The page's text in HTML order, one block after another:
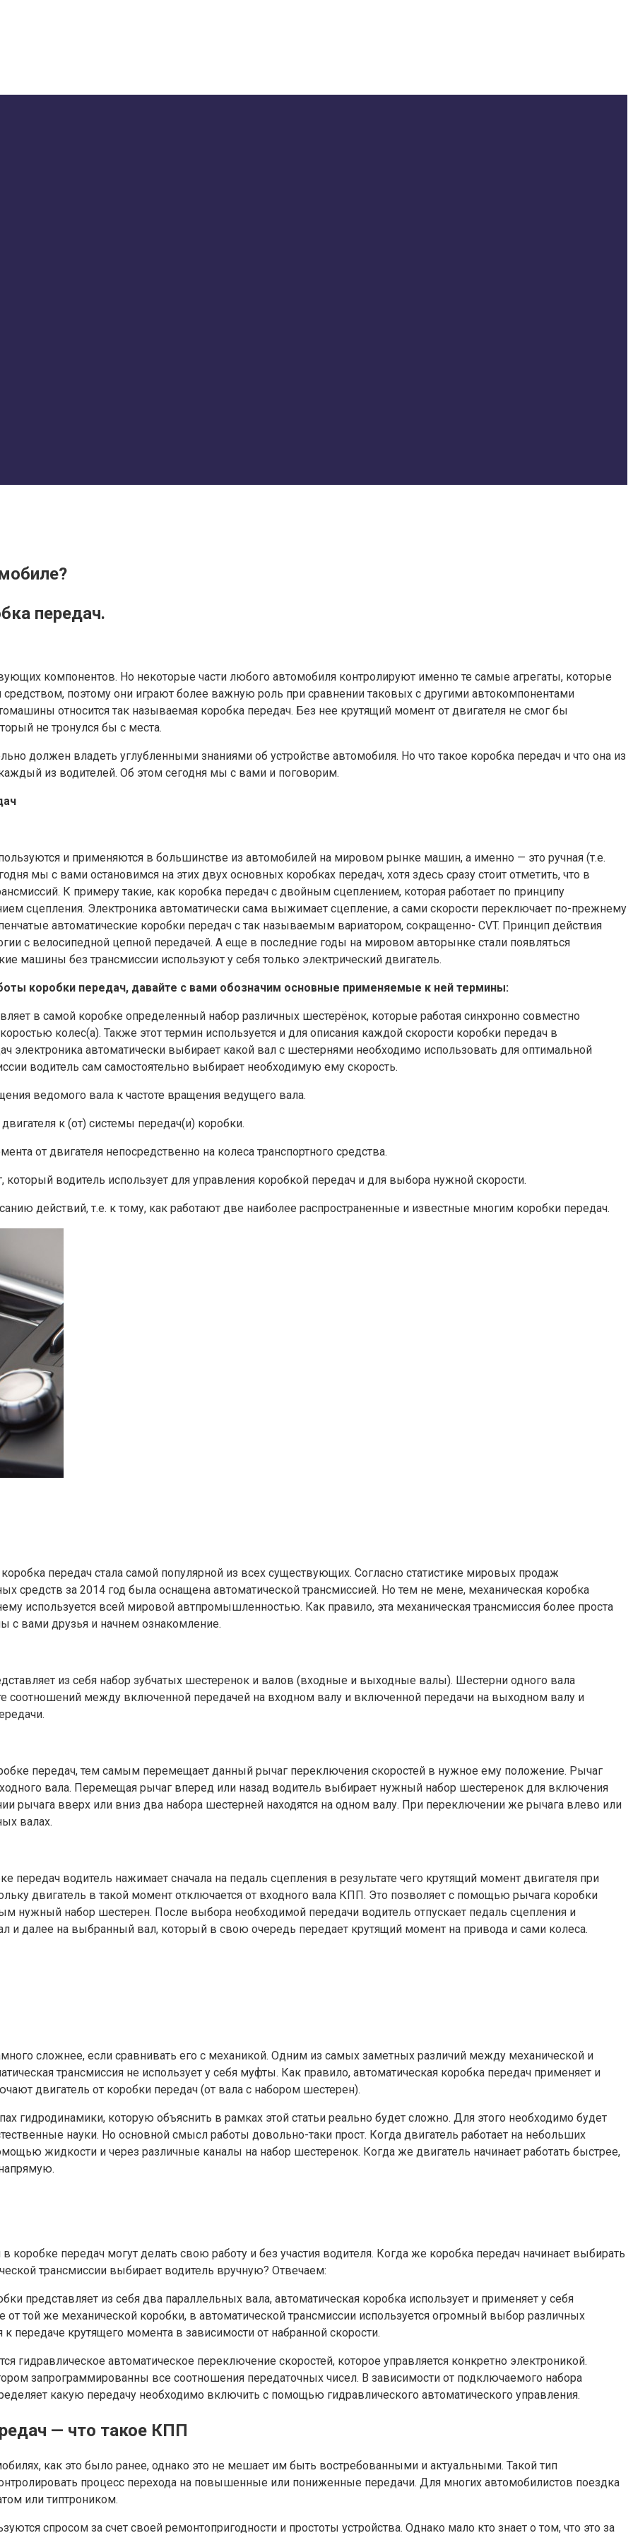
передач.
компонентов. Но некоторые части любого автомобиля контролируют именно те самые агрегаты, которые
поэтому они играют более важную роль при сравнении таковых с другими автокомпонентами
относится так называемая коробка передач. Без нее крутящий момент от двигателя не смог бы
не тронулся бы с места.
должен владеть углубленными знаниями об устройстве автомобиля. Но что такое коробка передач и что она из
из водителей. Об этом сегодня мы с вами и поговорим.
и применяются в большинстве из автомобилей на мировом рынке машин, а именно — это ручная (т.е.
мы с вами остановимся на этих двух основных коробках передач, хотя здесь сразу стоит отметить, что в
К примеру такие, как коробка передач с двойным сцеплением, которая работает по принципу
сцепления. Электроника автоматически сама выжимает сцепление, а сами скорости переключает по-прежнему
автоматические коробки передач с так называемым вариатором, сокращенно- CVT. Принцип действия
с велосипедной цепной передачей. А еще в последние годы на мировом авторынке стали появляться
машины без трансмиссии используют у себя только электрический двигатель.
коробки передач, давайте с вами обозначим основные применяемые к ней термины:
в самой коробке определенный набор различных шестерёнок, которые работая синхронно совместно
колес(а). Также этот термин используется и для описания каждой скорости коробки передач в
электроника автоматически выбирает какой вал с шестернями необходимо использовать для оптимальной
водитель сам самостоятельно выбирает необходимую ему скорость.
ведомого вала к частоте вращения ведущего вала.
к (от) системы передач(и) коробки.
от двигателя непосредственно на колеса транспортного средства.
водитель использует для управления коробкой передач и для выбора нужной скорости.
действий, т.е. к тому, как работают две наиболее распространенные и известные многим коробки передач.
передач стала самой популярной из всех существующих. Согласно статистике мировых продаж
средств за 2014 год была оснащена автоматической трансмиссией. Но тем не мене, механическая коробка
используется всей мировой автпромышленностью. Как правило, эта механическая трансмиссия более проста
с вами друзья и начнем ознакомление.
из себя набор зубчатых шестеренок и валов (входные и выходные валы). Шестерни одного вала
соотношений между включенной передачей на входном валу и включенной передачи на выходном валу и
передач, тем самым перемещает данный рычаг переключения скоростей в нужное ему положение. Рычаг
вала. Перемещая рычаг вперед или назад водитель выбирает нужный набор шестеренок для включения
рычага вверх или вниз два набора шестерней находятся на одном валу. При переключении же рычага влево или
валах.
водитель нажимает сначала на педаль сцепления в результате чего крутящий момент двигателя при
двигатель в такой момент отключается от входного вала КПП. Это позволяет с помощью рычага коробки
нужный набор шестерен. После выбора необходимой передачи водитель отпускает педаль сцепления и
и далее на выбранный вал, который в свою очередь передает крутящий момент на привода и сами колеса.
сложнее, если сравнивать его с механикой. Одним из самых заметных различий между механической и
трансмиссия не использует у себя муфты. Как правило, автоматическая коробка передач применяет и
двигатель от коробки передач (от вала с набором шестерен).
гидродинамики, которую объяснить в рамках этой статьи реально будет сложно. Для этого необходимо будет
науки. Но основной смысл работы довольно-таки прост. Когда двигатель работает на небольших
жидкости и через различные каналы на набор шестеренок. Когда же двигатель начинает работать быстрее,
передач могут делать свою работу и без участия водителя. Когда же коробка передач начинает выбирать
трансмиссии выбирает водитель вручную? Отвечаем:
представляет из себя два параллельных вала, автоматическая коробка использует и применяет у себя
той же механической коробки, в автоматической трансмиссии используется огромный выбор различных
передаче крутящего момента в зависимости от набранной скорости.
гидравлическое автоматическое переключение скоростей, которое управляется конкретно электроникой.
запрограммированны все соотношения передаточных чисел. В зависимости от подключаемого набора
какую передачу необходимо включить с помощью гидравлического автоматического управления.
— что такое КПП
как это было ранее, однако это не мешает им быть востребованными и актуальными. Такой тип
процесс перехода на повышенные или пониженные передачи. Для многих автомобилистов поездка
или типтроником.
спросом за счет своей ремонтопригодности и простоты устройства. Однако мало кто знает о том, что это за